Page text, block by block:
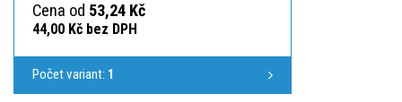
Cena od 53,24 Kč
44,00 Kč bez DPH
Počet variant: 1